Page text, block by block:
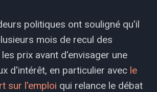
politiques ont souligné qu'il
mois de recul des
prix avant d'envisager une
d'intérêt, en particulier avec le
sur l'emploi qui relance le débat